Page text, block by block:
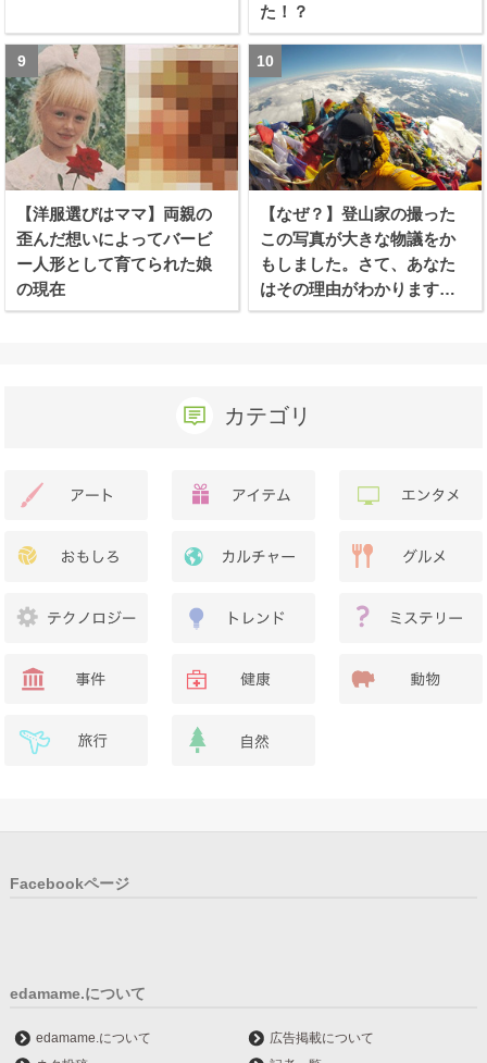
た！？
【洋服選びはママ】両親の
歪んだ想いによってバービ
ー人形として育てられた娘
の現在
【なぜ？】登山家の撮った
この写真が大きな物議をか
もしました。さて、あなた
はその理由がわかります
か？
カテゴリ
Facebookページ
edamame.について
edamame.について
広告掲載について